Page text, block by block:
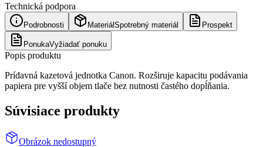
Technická podpora
Podrobnosti Materiál Spotrebný materiál Prospekt
PonukaVyžiadať ponuku
Popis produktu
Prídavná kazetová jednotka Canon. Rozširuje kapacitu podávania
papiera pre vyšší objem tlače bez nutnosti častého dopĺňania.
Súvisiace produkty
Obrázok nedostupný